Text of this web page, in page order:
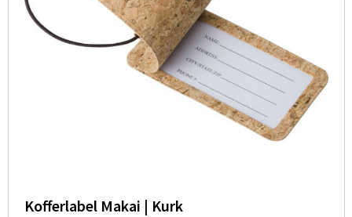
Kofferlabel Makai | Kurk